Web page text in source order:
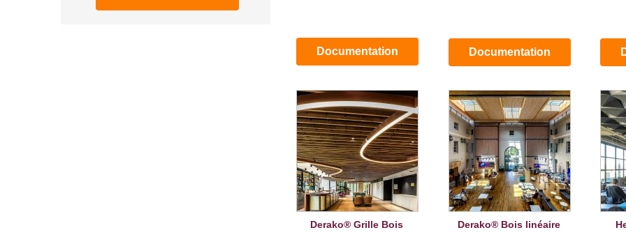
Documentation Documentation
Derako® Grille Bois Derako® Bois linéaire